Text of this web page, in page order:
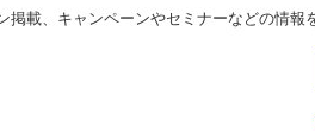
掲載、キャンペーンやセミナーなどの情報